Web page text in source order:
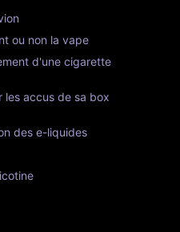
ou non la vape
d'une cigarette
les accus de sa box
des e-liquides